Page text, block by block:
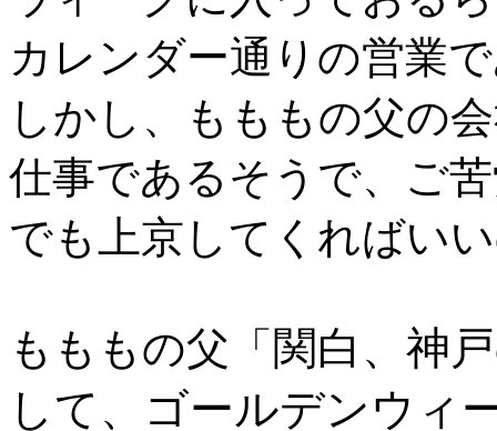
カレンダー通りの営業
しかし、もももの父の
仕事であるそうで、ご
でも上京してくればい
もももの父「 関白、神
して、ゴールデンウィ